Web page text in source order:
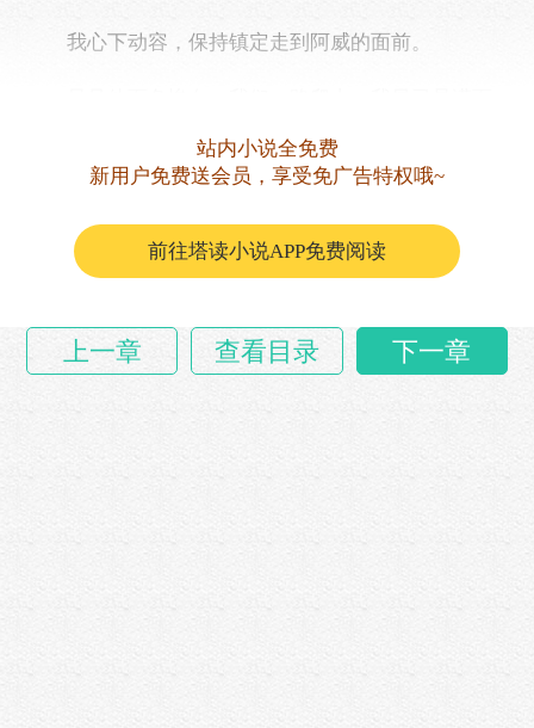
我心下动容，保持镇定走到阿威的面前。
更是透着一股死气。
……
站内小说全免费
新用户免费送会员，享受免广告特权哦~
前往塔读小说APP免费阅读
上一章 查看目录 下一章